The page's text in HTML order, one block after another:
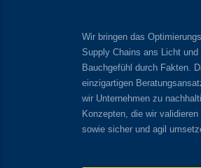
Wir bringen das
Supply Chains ans Licht und
Bauchgefühl durch Fakten.
einzigartigen
wir Unternehmen zu
Konzepten, die wir
sowie sicher und agil